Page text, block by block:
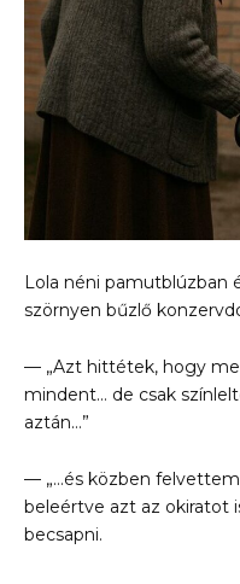
Lola néni pamutblúzban
szörnyen bűzlő
— „Azt hittétek, hogy
mindent… de csak
aztán…”
— „…és közben
beleértve azt az okiratot
becsapni.